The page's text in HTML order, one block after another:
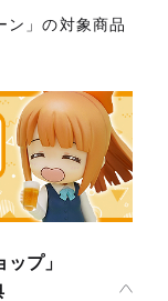
ン」の対象商品
プ」